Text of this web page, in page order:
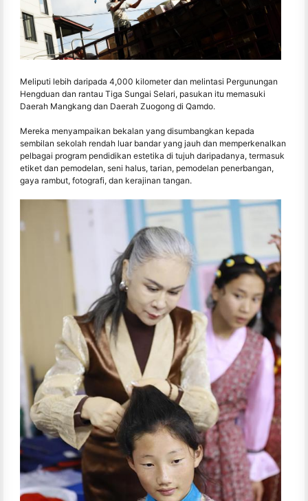
Meliputi lebih daripada 4,000 kilometer dan melintasi Pergunungan
Hengduan dan rantau Tiga Sungai Selari, pasukan itu memasuki
Daerah Mangkang dan Daerah Zuogong di Qamdo.
Mereka menyampaikan bekalan yang disumbangkan kepada
sembilan sekolah rendah luar bandar yang jauh dan memperkenalkan
pelbagai program pendidikan estetika di tujuh daripadanya, termasuk
etiket dan pemodelan, seni halus, tarian, pemodelan penerbangan,
gaya rambut, fotografi, dan kerajinan tangan.